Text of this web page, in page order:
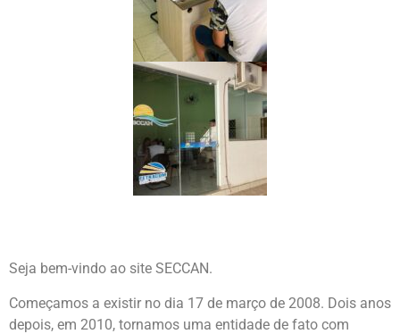
Seja bem-vindo ao site SECCAN.
Começamos a existir no dia 17 de março de 2008. Dois anos
depois, em 2010, tornamos uma entidade de fato com